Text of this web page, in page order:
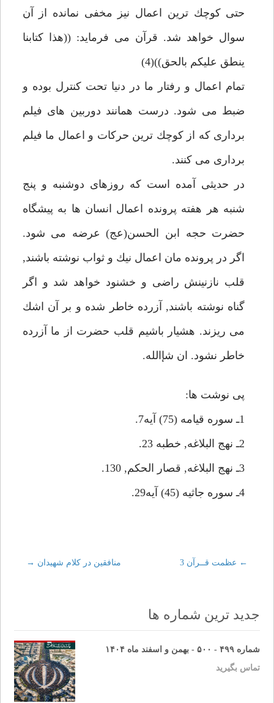
حتى كوچك ترين اعمال نيز مخفى نمانده از آن
سوال خواهد شد. قرآن مى فرمايد: ((هذا كتابنا
ينطق عليكم بالحق))(4)
تمام اعمال و رفتار ما در دنيا تحت كنترل بوده و
ضبط مى شود. درست همانند دوربين هاى فيلم
بردارى كه از كوچك ترين حركات و اعمال ما فيلم
بردارى مى كنند.
در حديثى آمده است كه روزهاى دوشنبه و پنج
شنبه هر هفته پرونده اعمال انسان ها به پيشگاه
حضرت حجه ابن الحسن(عج) عرضه مى شود.
اگر در پرونده مان اعمال نيك و ثواب نوشته باشند,
قلب نازنينش راضى و خشنود خواهد شد و اگر
گناه نوشته باشند, آزرده خاطر شده و بر آن اشك
مى ريزند. هشيار باشيم قلب حضرت از ما آزرده
خاطر نشود. ان شإالله.
پى نوشت ها:
1ـ سوره قيامه (75) آيه7.
2ـ نهج البلاغه, خطبه 23.
3ـ نهج البلاغه, قصار الحكم, 130.
4ـ سوره جاثيه (45) آيه29.
Post
navigation
← عظمت قــرآن 3 منافقين در كلام شهيدان →
جدید ترین شماره ها
شماره ۴۹۹ - ۵۰۰ - بهمن و اسفند ماه ۱۴۰۴
تماس بگیرید